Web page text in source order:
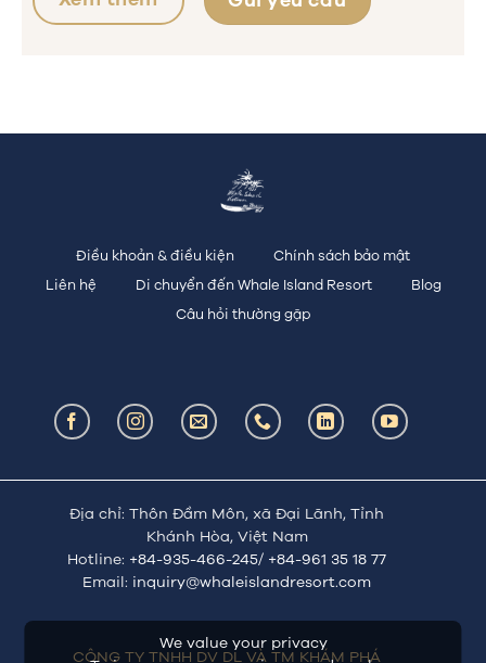
Điều khoản & điều kiện
Chính sách bảo mật
Liên hệ
Di chuyển đến Whale Island Resort
Blog
Câu hỏi thường gặp
Địa chỉ: Thôn Đầm Môn, xã Đại Lãnh, Tỉnh
Khánh Hòa, Việt Nam
Hotline: +84-935-466-245/ +84-961 35 18 77
Email: inquiry@whaleislandresort.com
CÔNG TY TNHH DV DL VÀ TM KHÁM PHÁ
We value your privacy